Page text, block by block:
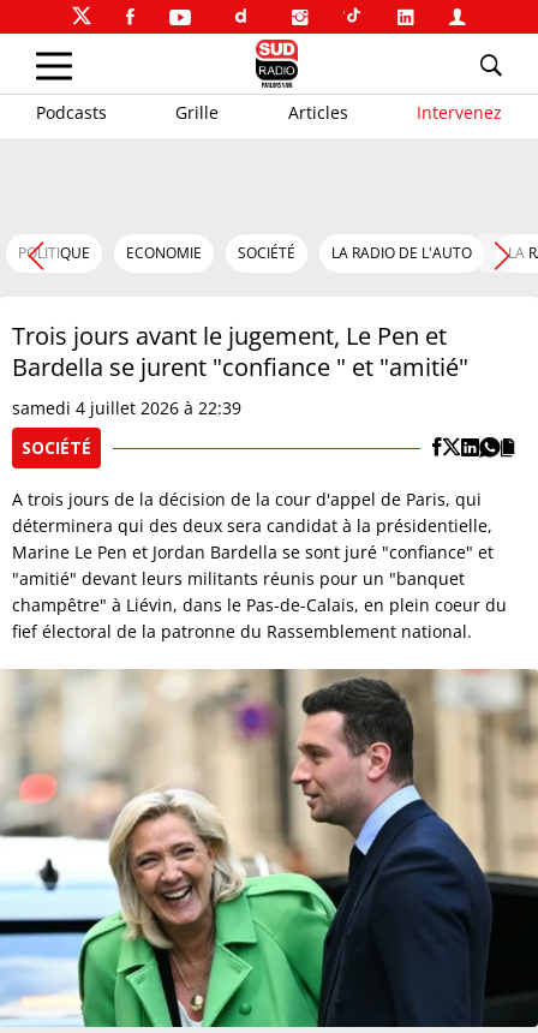
Podcasts Grille Articles Intervenez
POLITIQUE ECONOMIE SOCIÉTÉ LA RADIO DE L'AUTO LA
Trois jours avant le jugement, Le Pen et
Bardella se jurent "confiance " et "amitié"
samedi 4 juillet 2026 à 22:39
SOCIÉTÉ
A trois jours de la décision de la cour d'appel de Paris, qui
déterminera qui des deux sera candidat à la présidentielle,
Marine Le Pen et Jordan Bardella se sont juré "confiance" et
"amitié" devant leurs militants réunis pour un "banquet
champêtre" à Liévin, dans le Pas-de-Calais, en plein coeur du
fief électoral de la patronne du Rassemblement national.